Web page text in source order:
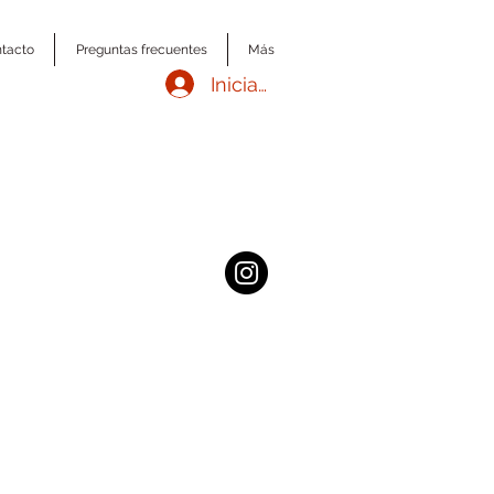
Preguntas frecuentes Más
Iniciar sesión